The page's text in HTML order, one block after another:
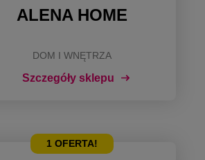
ALENA HOME
DOM I WNĘTRZA
Szczegóły sklepu
1 OFERTA!